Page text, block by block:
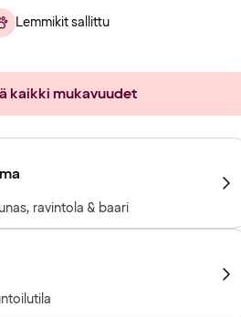
Lemmikit sallittu
kaikki mukavuudet
ravintola & baari